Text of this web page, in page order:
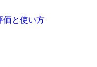
価と使い方